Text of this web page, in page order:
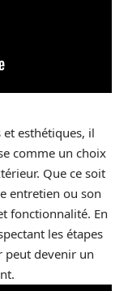
esthétiques, il
comme un choix
Que ce soit
entretien ou son
fonctionnalité. En
les étapes
peut devenir un